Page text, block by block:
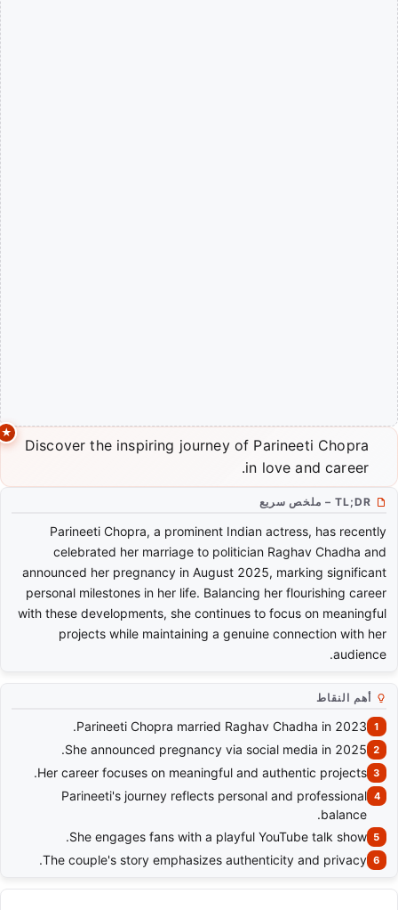
Discover the inspiring journey of Parineeti Chopra
in love and career.
TL;DR – ملخص سريع
Parineeti Chopra, a prominent Indian actress, has recently
celebrated her marriage to politician Raghav Chadha and
announced her pregnancy in August 2025, marking significant
personal milestones in her life. Balancing her flourishing career
with these developments, she continues to focus on meaningful
projects while maintaining a genuine connection with her
audience.
أهم النقاط
Parineeti Chopra married Raghav Chadha in 2023.
She announced pregnancy via social media in 2025.
Her career focuses on meaningful and authentic projects.
Parineeti's journey reflects personal and professional
balance.
She engages fans with a playful YouTube talk show.
The couple's story emphasizes authenticity and privacy.